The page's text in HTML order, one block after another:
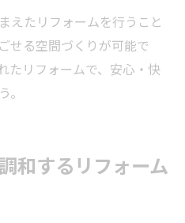
えたリフォームを行うこと
せる空間づくりが可能で
たリフォームで、安心・快
和するリフォーム